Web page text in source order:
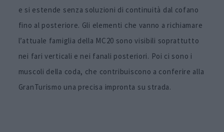
e si estende senza soluzioni di continuità dal cofano
fino al posteriore. Gli elementi che vanno a richiamare
l’attuale famiglia della MC20 sono visibili soprattutto
nei fari verticali e nei fanali posteriori. Poi ci sono i
muscoli della coda, che contribuiscono a conferire alla
GranTurismo una precisa impronta su strada.